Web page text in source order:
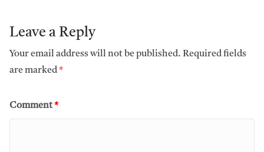
Leave a Reply
Your email address will not be published. Required fields
are marked*
Comment*